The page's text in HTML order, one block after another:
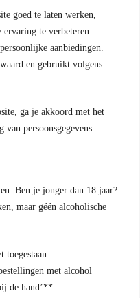
goed te laten werken,
te verbeteren –
aanbiedingen.
en gebruikt volgens
ga je akkoord met het
persoonsgegevens.
Ben je jonger dan 18 jaar?
maar géén alcoholische
toegestaan
met alcohol
de hand’**
voert de bezorger